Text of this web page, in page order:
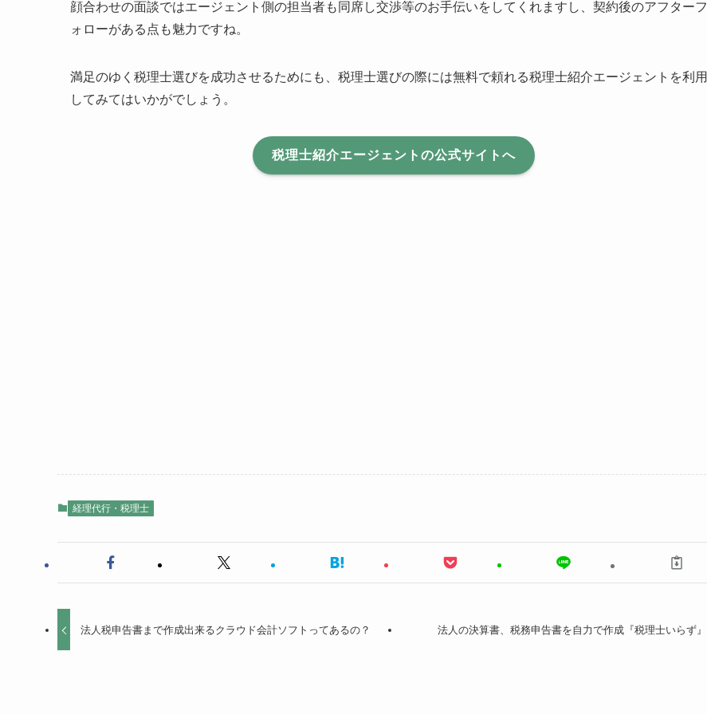
顔合わせの面談ではエージェント側の担当者も同席し交渉等のお手伝いをしてくれますし、契約後のアフターフ
ォローがある点も魅力ですね。
満足のゆく税理士選びを成功させるためにも、税理士選びの際には無料で頼れる税理士紹介エージェントを利用
してみてはいかがでしょう。
税理士紹介エージェントの公式サイトへ
経理代行・税理士
法人税申告書まで作成出来るクラウド会計ソフトってあるの？ 法人の決算書、税務申告書を自力で作成『税理士いらず』